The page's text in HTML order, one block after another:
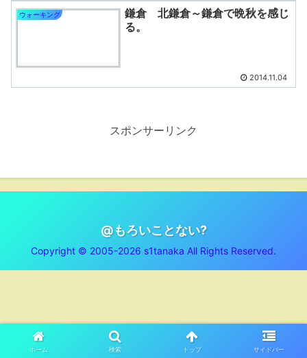
ウォーキング
鎌倉 北鎌倉～鎌倉で晩秋を感じ
る。
2014.11.04
スポンサーリンク
@もろいことない?
Copyright © 2005-2026 s1tanaka All Rights Reserved.
ホーム 検索 トップ サイドバー